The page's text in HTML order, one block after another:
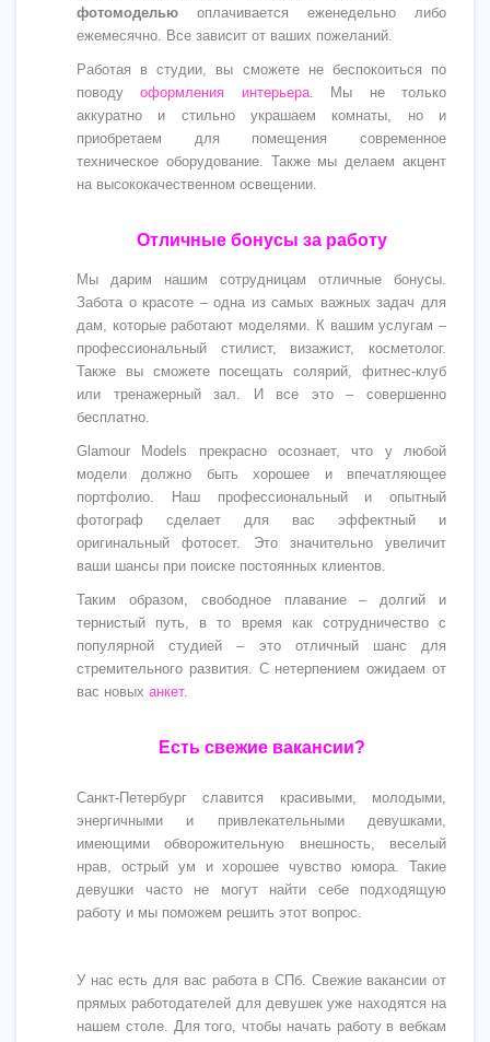
фотомоделью оплачивается еженедельно либо
ежемесячно. Все зависит от ваших пожеланий.
Работая в студии, вы сможете не беспокоиться по
поводуоформления интерьера. Мы не только
аккуратно и стильно украшаем комнаты, но и
приобретаем для помещения современное
техническое оборудование. Также мы делаем акцент
на высококачественном освещении.
Отличные бонусы за работу
Мы дарим нашим сотрудницам отличные бонусы.
Забота о красоте – одна из самых важных задач для
дам, которые работают моделями. К вашим услугам –
профессиональный стилист, визажист, косметолог.
Также вы сможете посещать солярий, фитнес-клуб
или тренажерный зал. И все это – совершенно
бесплатно.
Glamour Models прекрасно осознает, что у любой
модели должно быть хорошее и впечатляющее
портфолио. Наш профессиональный и опытный
фотограф сделает для вас эффектный и
оригинальный фотосет. Это значительно увеличит
ваши шансы при поиске постоянных клиентов.
Таким образом, свободное плавание – долгий и
тернистый путь, в то время как сотрудничество с
популярной студией – это отличный шанс для
стремительного развития. С нетерпением ожидаем от
вас новых анкет.
Есть свежие вакансии?
Санкт-Петербург славится красивыми, молодыми,
энергичными и привлекательными девушками,
имеющими обворожительную внешность, веселый
нрав, острый ум и хорошее чувство юмора. Такие
девушки часто не могут найти себе подходящую
работу и мы поможем решить этот вопрос.
У нас есть для вас работа в СПб. Свежие вакансии от
прямых работодателей для девушек уже находятся на
нашем столе. Для того, чтобы начать работу в вебкам